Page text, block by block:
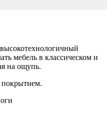
мебель в классическом и
на ощупь.